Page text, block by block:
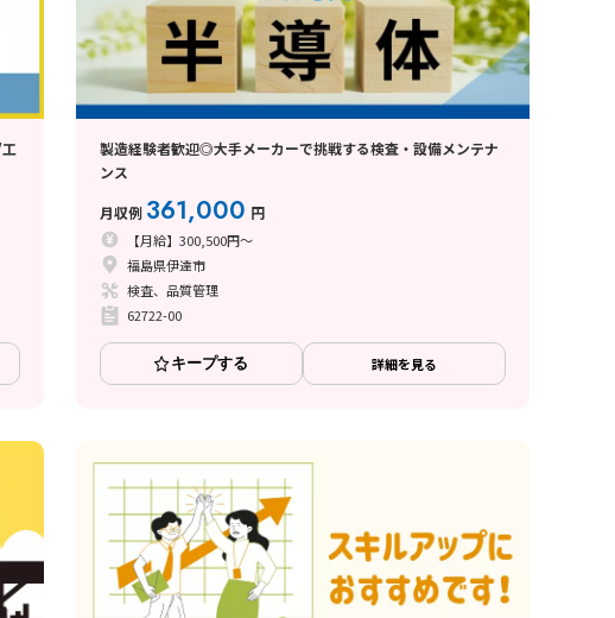
製造経験者歓迎◎大手メーカーで挑戦する検査・設備メンテナ
ンス
月収例 361,000 円
【月給】300,500円～
福島県伊達市
検査、品質管理
62722-00
キープする 詳細を見る